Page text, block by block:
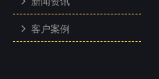
客户案例